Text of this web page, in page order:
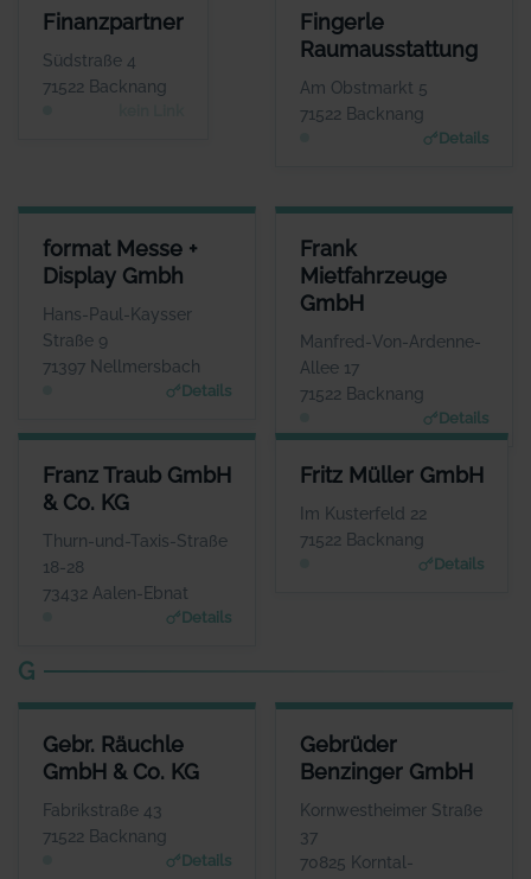
Finanzpartner
Südstraße 4
71522 Backnang
FINANZPARTNER
ANSPRECHPARTNER
Herr Werner Grau
Keine Website hinterlegt
Fingerle
Raumausstattung
Am Obstmarkt 5
71522 Backnang
Details
FINGERLE
Frau Heike
www.fingerle-raumausstattun
format Messe +
Display Gmbh
Hans-Paul-Kaysser
Straße 9
71397 Nellmersbach
Details
FORMAT MESSE + DISPLAY GMBH
ANSPRECHPARTNER
Frau Miriam Görner
www.formatdisplay.de
Frank
Mietfahrzeuge
GmbH
Manfred-Von-Ardenne-
Allee 17
71522 Backnang
Details
FRANK MIETFAHRZEUGE
Frau Janine
Franz Traub GmbH
& Co. KG
Thurn-und-Taxis-Straße
18-28
73432 Aalen-Ebnat
Details
FRANZ TRAUB GMBH & CO. KG
Herr Tobias Zehnder
WEBSITE
www.franz-traub.de
Fritz Müller GmbH
Im Kusterfeld 22
71522 Backnang
Details
FRITZ MÜLLER GMBH
Herr Manfred Böhret
www.fritzmueller.biz
G
Gebr. Räuchle
GmbH & Co. KG
Fabrikstraße 43
71522 Backnang
Details
GEBR. RÄUCHLE GMBH & CO. KG
Herr Maximilian Räuchle
www.raeuchle.com
Gebrüder
Benzinger GmbH
Kornwestheimer Straße
37
70825 Korntal-
GEBRÜDER BENZINGER GMBH
ANSPRECHPARTNER
Herr Patrik Diewald
WEBSITE
www.gebrueder-benzinger.d